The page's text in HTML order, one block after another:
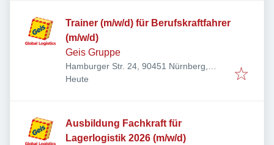
Trainer (m/w/d) für Berufskraftfahrer
(m/w/d)
Geis Gruppe
Hamburger Str. 24, 90451 Nürnberg,
Deutschland
Veröffentlicht
Heute
Ausbildung Fachkraft für
Lagerlogistik 2026 (m/w/d)